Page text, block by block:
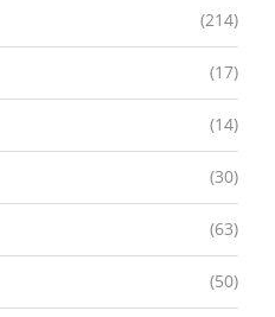
(214)
(17)
(14)
(30)
(63)
(50)